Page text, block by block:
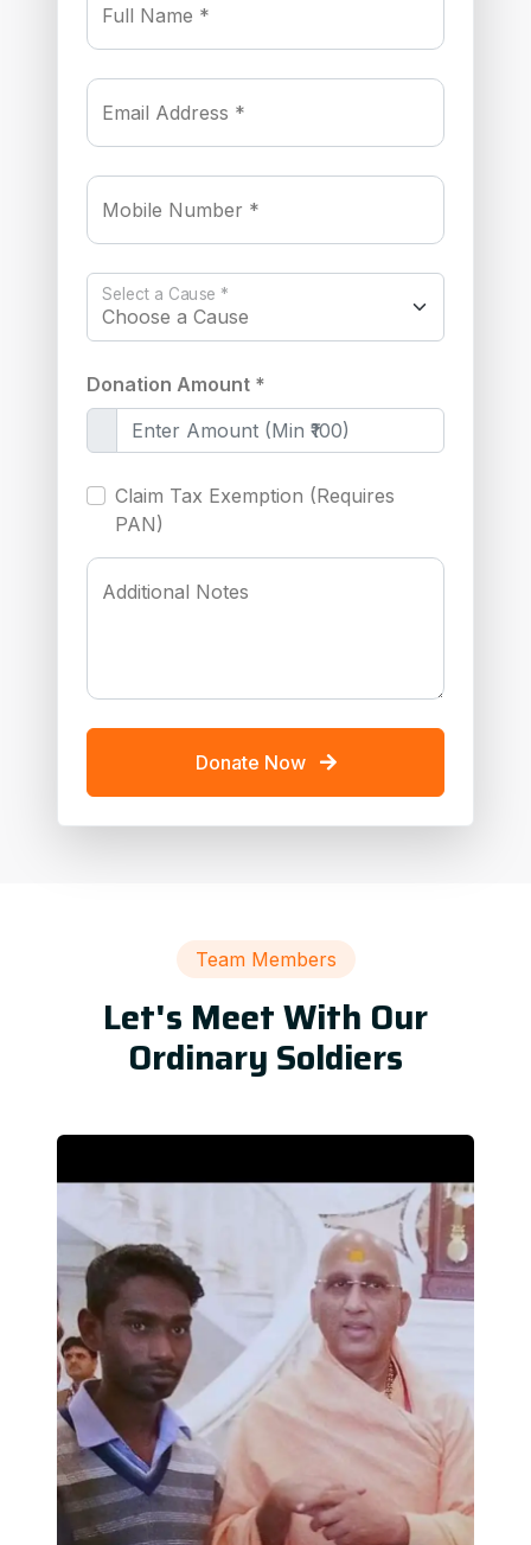
Full Name *
Email Address *
Mobile Number *
Select a Cause *
Donation Amount *
Claim Tax Exemption (Requires
PAN)
Additional Notes
Donate Now
Team Members
Let's Meet With Our
Ordinary Soldiers